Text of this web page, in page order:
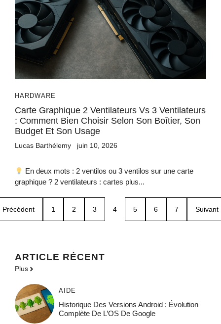
HARDWARE
Carte Graphique 2 Ventilateurs Vs 3 Ventilateurs
: Comment Bien Choisir Selon Son Boîtier, Son
Budget Et Son Usage
Lucas Barthélemy juin 10, 2026
En deux mots : 2 ventilos ou 3 ventilos sur une carte
graphique ? 2 ventilateurs : cartes plus...
Précédent 1 2 3 4 5 6 7 Suivant
ARTICLE RÉCENT
Plus
AIDE
Historique Des Versions Android : Évolution
Complète De L’OS De Google